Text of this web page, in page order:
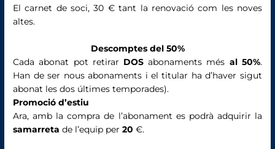
El carnet de soci, 30 € tant la renovació com les noves
altes.
Descomptes del 50%
Cada abonat pot retirar DOS abonaments més al 50%.
Han de ser nous abonaments i el titular ha d’haver sigut
abonat les dos últimes temporades).
Promoció d’estiu
Ara, amb la compra de l’abonament es podrà adquirir la
samarreta de l’equip per20 €.